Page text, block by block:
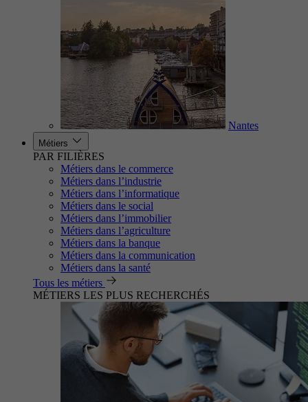
Nantes
Métiers
PAR FILIÈRES
Métiers dans le commerce
Métiers dans l’industrie
Métiers dans l’informatique
Métiers dans le social
Métiers dans l’immobilier
Métiers dans l’agriculture
Métiers dans la banque
Métiers dans la communication
Métiers dans la santé
Tous les métiers
MÉTIERS LES PLUS RECHERCHÉS